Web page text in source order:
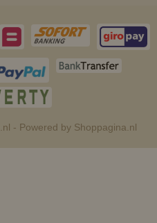
- Powered by Shoppagina.nl